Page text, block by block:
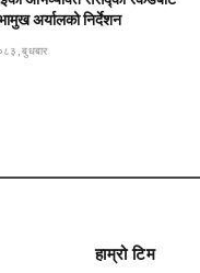
अर्यालको निर्देशन
बुधबार
हाम्रो टिम